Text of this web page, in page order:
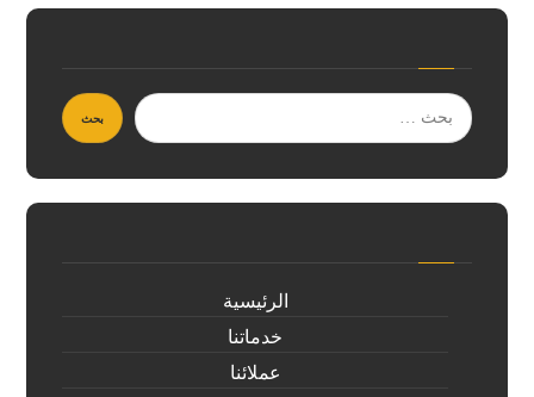
الرئيسية
خدماتنا
عملائنا